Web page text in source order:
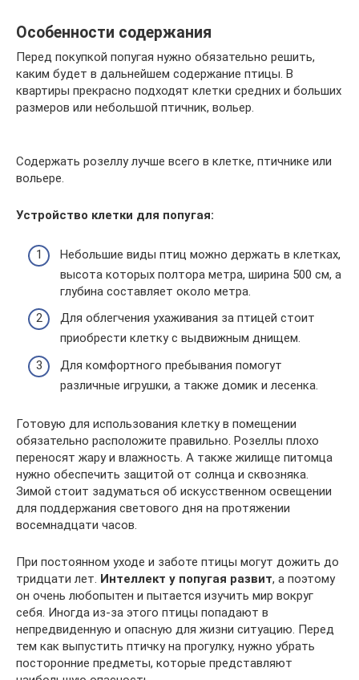
Особенности содержания
Перед покупкой попугая нужно обязательно решить,
каким будет в дальнейшем содержание птицы. В
квартиры прекрасно подходят клетки средних и больших
размеров или небольшой птичник, вольер.
Содержать розеллу лучше всего в клетке, птичнике или
вольере.
Устройство клетки для попугая:
Небольшие виды птиц можно держать в клетках,
высота которых полтора метра, ширина 500 см, а
глубина составляет около метра.
Для облегчения ухаживания за птицей стоит
приобрести клетку с выдвижным днищем.
Для комфортного пребывания помогут
различные игрушки, а также домик и лесенка.
Готовую для использования клетку в помещении
обязательно расположите правильно. Розеллы плохо
переносят жару и влажность. А также жилище питомца
нужно обеспечить защитой от солнца и сквозняка.
Зимой стоит задуматься об искусственном освещении
для поддержания светового дня на протяжении
восемнадцати часов.
При постоянном уходе и заботе птицы могут дожить до
тридцати лет. Интеллект у попугая развит, а поэтому
он очень любопытен и пытается изучить мир вокруг
себя. Иногда из-за этого птицы попадают в
непредвиденную и опасную для жизни ситуацию. Перед
тем как выпустить птичку на прогулку, нужно убрать
посторонние предметы, которые представляют